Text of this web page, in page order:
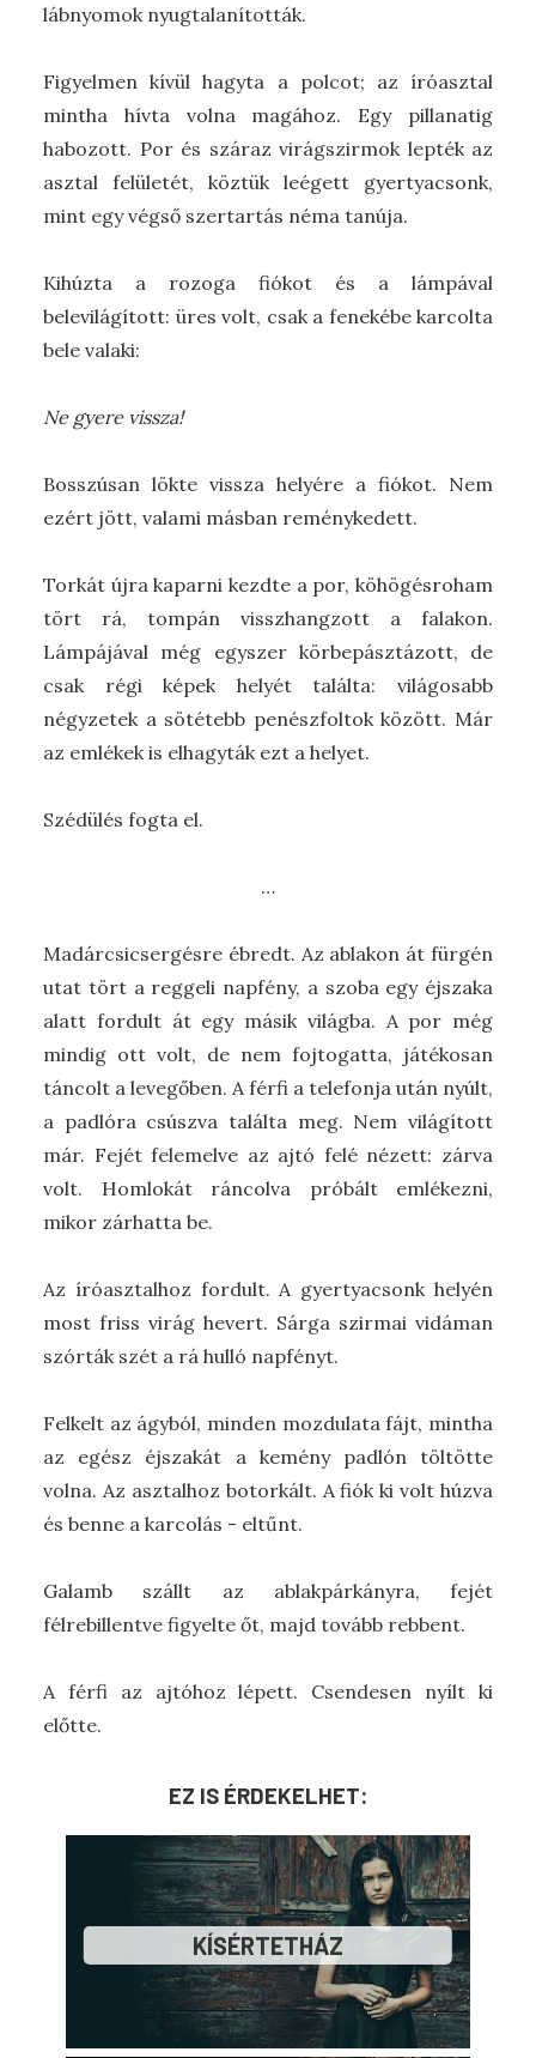
lábnyomok nyugtalanították.
Figyelmen kívül hagyta a polcot; az íróasztal
mintha hívta volna magához. Egy pillanatig
habozott. Por és száraz virágszirmok lepték az
asztal felületét, köztük leégett gyertyacsonk,
mint egy végső szertartás néma tanúja.
Kihúzta a rozoga fiókot és a lámpával
belevilágított: üres volt, csak a fenekébe karcolta
bele valaki:
Ne gyere vissza!
Bosszúsan lökte vissza helyére a fiókot. Nem
ezért jött, valami másban reménykedett.
Torkát újra kaparni kezdte a por, köhögésroham
tört rá, tompán visszhangzott a falakon.
Lámpájával még egyszer körbepásztázott, de
csak régi képek helyét találta: világosabb
négyzetek a sötétebb penészfoltok között. Már
az emlékek is elhagyták ezt a helyet.
Szédülés fogta el.
…
Madárcsicsergésre ébredt. Az ablakon át fürgén
utat tört a reggeli napfény, a szoba egy éjszaka
alatt fordult át egy másik világba. A por még
mindig ott volt, de nem fojtogatta, játékosan
táncolt a levegőben. A férfi a telefonja után nyúlt,
a padlóra csúszva találta meg. Nem világított
már. Fejét felemelve az ajtó felé nézett: zárva
volt. Homlokát ráncolva próbált emlékezni,
mikor zárhatta be.
Az íróasztalhoz fordult. A gyertyacsonk helyén
most friss virág hevert. Sárga szirmai vidáman
szórták szét a rá hulló napfényt.
Felkelt az ágyból, minden mozdulata fájt, mintha
az egész éjszakát a kemény padlón töltötte
volna. Az asztalhoz botorkált. A fiók ki volt húzva
és benne a karcolás - eltűnt.
Galamb szállt az ablakpárkányra, fejét
félrebillentve figyelte őt, majd tovább rebbent.
A férfi az ajtóhoz lépett. Csendesen nyílt ki
előtte.
EZ IS ÉRDEKELHET:
KÍSÉRTETHÁZ